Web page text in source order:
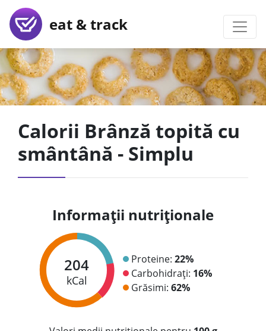
eat & track
Calorii Brânză topită cu
smântână - Simplu
Informații nutriționale
204
kCal
Proteine: 22%
Carbohidrați: 16%
Grăsimi: 62%